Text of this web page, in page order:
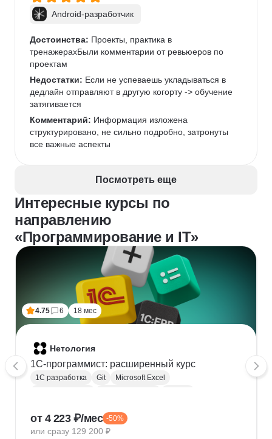
недостаточно для влета на любую вакансию junior
(Придется еще и самому что-нибудь изучать и
делать проекты)В остальном не вижу минусов
Комментарий: Относитесь ответственно, как к
учебе, а не как к очередному курсу. Материала
достаточно, ни в коем случае не откладывать, а то
отстанете. Впрочем есть возможность уйти в отпуск
Android-разработчик
Достоинства: Проекты, практика в
тренажерахБыли комментарии от ревьюеров по
проектам
Недостатки: Если не успеваешь укладываться в
дедлайн отправляют в другую когорту -> обучение
затягивается
Комментарий: Информация изложена
структурировано, не сильно подробно, затронуты
все важные аспекты
Посмотреть еще
Интересные курсы по
направлению
«Программирование и IT»
4.75 6 18 мес
Нетология
1C-программист: расширенный курс
1С разработка Git
Microsoft Excel
Конфигурирование 1С
от 4 223 ₽/мес -50%
или сразу 129 200 ₽